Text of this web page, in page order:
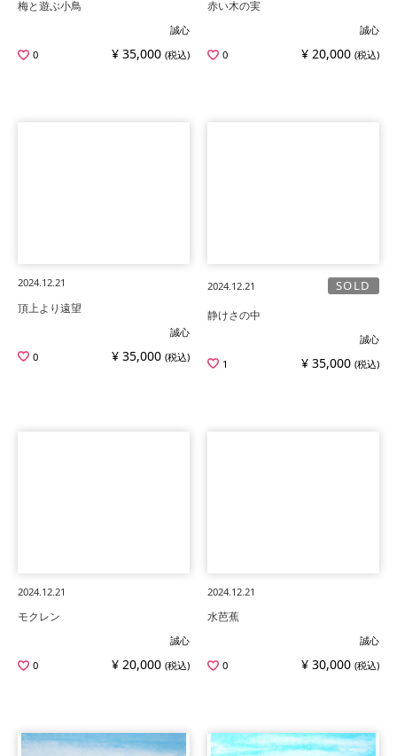
梅と遊ぶ小鳥
誠心
0
¥ 35,000 (税込)
赤い木の実
誠心
0
¥ 20,000 (税込)
2024.12.21
頂上より遠望
誠心
0
¥ 35,000 (税込)
2024.12.21 SOLD
静けさの中
誠心
1
¥ 35,000 (税込)
2024.12.21
モクレン
誠心
0
¥ 20,000 (税込)
2024.12.21
水芭蕉
誠心
0
¥ 30,000 (税込)